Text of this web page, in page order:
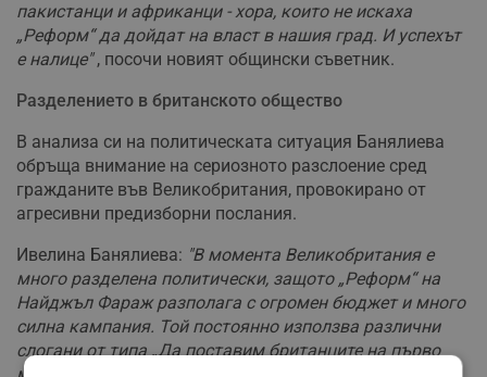
пакистанци и африканци - хора, които не искаха
„Реформ“ да дойдат на власт в нашия град. И успехът
е налице", посочи новият общински съветник.
Разделението в британското общество
В анализа си на политическата ситуация Банялиева
обръща внимание на сериозното разслоение сред
гражданите във Великобритания, провокирано от
агресивни предизборни послания.
Ивелина Банялиева: "В момента Великобритания е
много разделена политически, защото „Реформ“ на
Найджъл Фараж разполага с огромен бюджет и много
силна кампания. Той постоянно използва различни
слогани от типа „Да поставим британците на първо